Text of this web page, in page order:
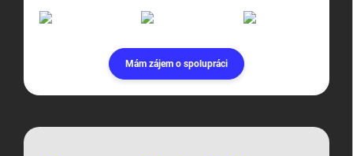
Mám zájem o spolupráci